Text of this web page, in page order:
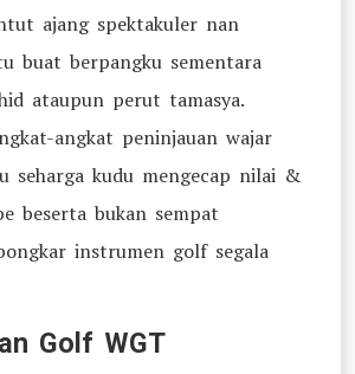
ajang spektakuler nan
buat berpangku sementara
ataupun perut tamasya.
angkat peninjauan wajar
seharga kudu mengecap nilai &
beserta bukan sempat
instrumen golf segala
Golf WGT